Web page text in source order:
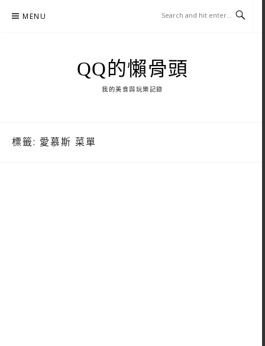
MENU
QQ的懶骨頭
我的美食與玩樂記錄
標籤: 愛慕斯 菜單